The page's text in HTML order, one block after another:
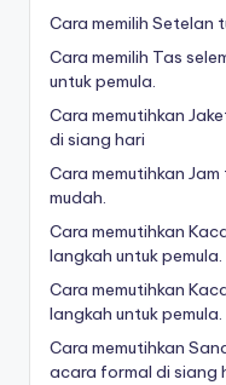
Cara memilih Setelan
Cara memilih Tas
untuk pemula.
Cara memutihkan
di siang hari
Cara memutihkan
mudah.
Cara memutihkan
langkah untuk pemula.
Cara memutihkan
langkah untuk pemula.
Cara memutihkan
acara formal di siang